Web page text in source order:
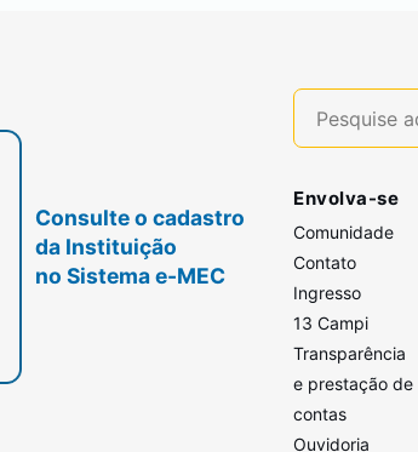
Consulte o cadastro
da Instituição
no Sistema e-MEC
Envolva-se
Comunidade
Contato
Ingresso
13 Campi
Transparência
e prestação de
contas
Ouvidoria